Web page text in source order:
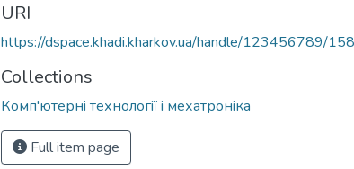
URI
https://dspace.khadi.kharkov.ua/handle/123456789/
Collections
Комп'ютернi технологiї i мехатронiка
Full item page